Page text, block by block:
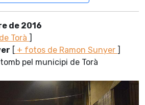
de 2016
Torà ]
[ + fotos de Ramon Sunyer ]
pel municipi de Torà